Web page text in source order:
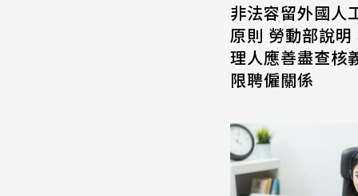
非法容留外國人
原則 勞動部說明
理人應善盡查核
限聘僱關係